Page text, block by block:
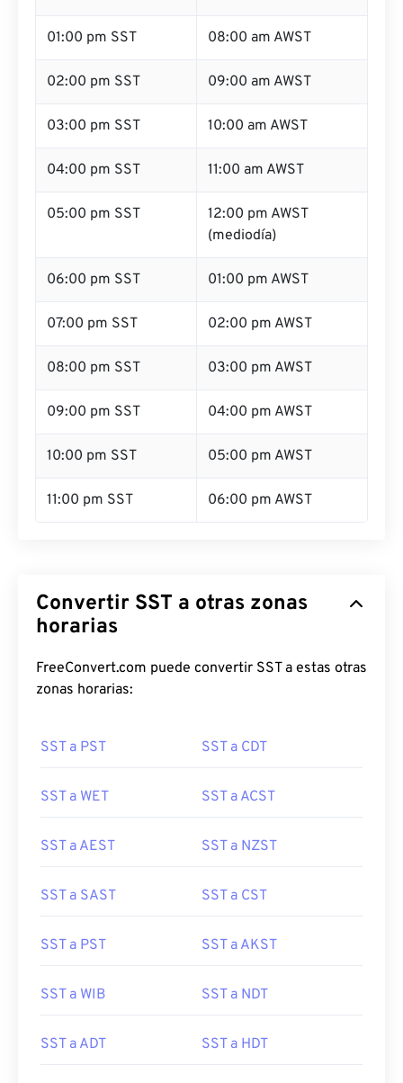
01:00 pm SST 08:00 am AWST
02:00 pm SST 09:00 am AWST
03:00 pm SST 10:00 am AWST
04:00 pm SST 11:00 am AWST
05:00 pm SST
12:00 pm AWST
(mediodía)
06:00 pm SST 01:00 pm AWST
07:00 pm SST 02:00 pm AWST
08:00 pm SST 03:00 pm AWST
09:00 pm SST 04:00 pm AWST
10:00 pm SST 05:00 pm AWST
11:00 pm SST 06:00 pm AWST
Convertir SST a otras zonas
horarias
FreeConvert.com puede convertir SST a estas otras
zonas horarias:
SST a PST SST a CDT
SST a WET SST a ACST
SST a AEST SST a NZST
SST a SAST SST a CST
SST a PST SST a AKST
SST a WIB SST a NDT
SST a ADT SST a HDT